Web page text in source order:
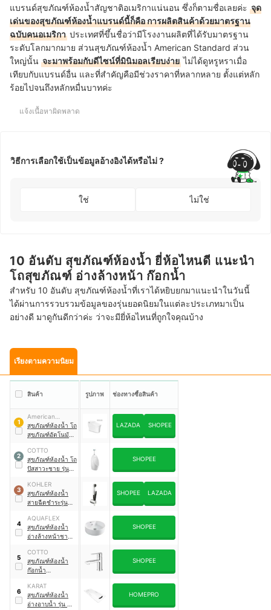
แบรนด์สุขภัณฑ์ห้องน้ำสัญชาติอเมริกาแน่นอน ซึ่งก็ตามชื่อเลยค่ะ จุด
เด่นของสุขภัณฑ์ห้องน้ำแบรนด์นี้ก็คือ การผลิตสินค้าด้วยมาตรฐาน
ฉบับคนอเมริกา ประเทศที่ขึ้นชื่อว่ามีโรงงานผลิตที่ได้รับมาตรฐาน
ระดับโลกมากมาย ส่วนสุขภัณฑ์ห้องน้ำ American Standard ส่วน
ใหญ่นั้น จะมาพร้อมกับดีไซน์ที่มินิมอลเรียบง่าย ไม่ได้ดูหรูหราเมื่อ
เทียบกับแบรนด์อื่น และที่สำคัญคือมีช่วงราคาที่หลากหลาย ตั้งแต่หลัก
ร้อยไปจนถึงหลักหมื่นบาทค่ะ
แจ้งเนื้อหาผิดพลาด
วิธีการเลือกใช้เป็นข้อมูลอ้างอิงได้หรือไม่ ?
ใช่ ไม่ใช่
10 อันดับ สุขภัณฑ์ห้องน้ำ ยี่ห้อไหนดี แนะนำ
โถสุขภัณฑ์ อ่างล้างหน้า ก๊อกน้ำ
สำหรับ 10 อันดับ สุขภัณฑ์ห้องน้ำที่เราได้หยิบยกมาแนะนำในวันนี้
ได้ผ่านการรวบรวมข้อมูลของรุ่นยอดนิยมในแต่ละประเภทมาเป็น
อย่างดี มาดูกันดีกว่าค่ะ ว่าจะมียี่ห้อไหนที่ถูกใจคุณบ้าง
เรียงตามความนิยม
สินค้า รูปภาพ ช่องทางซื้อสินค้า
1
American
Standard
สุขภัณฑ์ห้องน้ำ โถ
สุขภัณฑ์อัตโนมัติ
LAZADA SHOPEE
2
COTTO
สุขภัณฑ์ห้องน้ำ โถ
ปัสสาวะชาย รุ่น
SHOPEE
3
KOHLER
สุขภัณฑ์ห้องน้ำ
สายฉีดชำระรุ่นลัก
SHOPEE LAZADA
4
AQUAFLEX
สุขภัณฑ์ห้องน้ำ
อ่างล้างหน้าชาม
SHOPEE
5
COTTO
สุขภัณฑ์ห้องน้ำ
ก๊อกน้ำ
CT1113A(HM)
ALTO
SHOPEE
6
KARAT
สุขภัณฑ์ห้องน้ำ
อ่างอาบน้ำ รุ่น K-
HOMEPRO